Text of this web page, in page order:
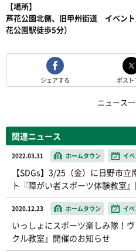
【場所】
芦花公園北側、旧甲州街道 イベン
花公園駅徒歩5分）
シェアする ポスト
ニュース
関連ニュース
2022.03.31 ホームタウン イ
【SDGs】3/25（金）に日野市
ト『障がい者スポーツ体験教室
2020.12.23 ホームタウン イ
いっしょにスポーツ楽しみ隊！
クル教室』開催のお知らせ